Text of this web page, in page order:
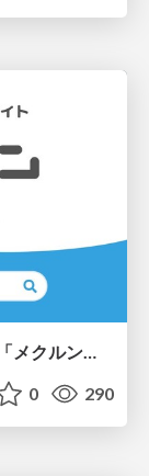
子ども向けプログラミング学習サイト「メクルン」/geekten
0 290